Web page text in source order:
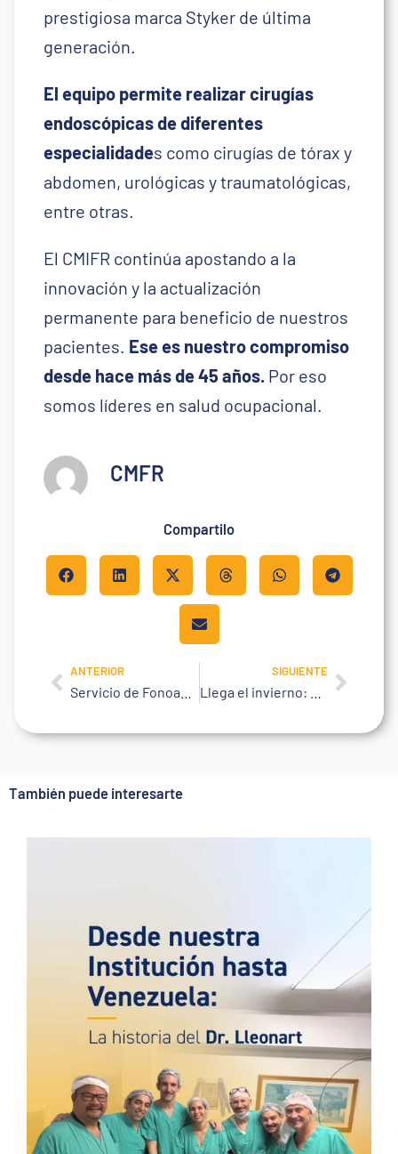
prestigiosa marca Styker de última
generación.
El equipo permite realizar cirugías
endoscópicas de diferentes
especialidades como cirugías de tórax y
abdomen, urológicas y traumatológicas,
entre otras.
El CMIFR continúa apostando a la
innovación y la actualización
permanente para beneficio de nuestros
pacientes. Ese es nuestro compromiso
desde hace más de 45 años. Por eso
somos líderes en salud ocupacional.
CMFR
Compartilo
Prev
ANTERIOR SIGUIENTENext
También puede interesarte